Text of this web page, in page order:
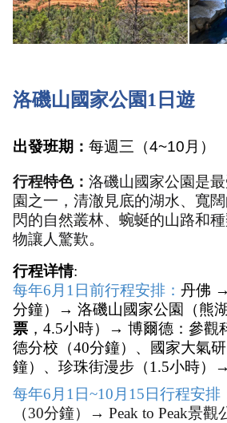
洛磯山國家公園1日遊
出發班期： 每週三（4~10月）
行程特色： 洛磯山國家公園是
園之一，清澈見底的湖水、寬
閃的自然叢林、蜿蜒的山路和
物讓人驚歎。
行程详情:
每年6月1日前行程安排： 丹佛
分鐘）→ 洛磯山國家公園（熊
票 ，4.5小時）→ 博爾德：參觀
德分校（40分鐘）、國家大氣
鐘）、珍珠街漫步（1.5小時）
每年6月1日~10月15日行程安排
（30分鐘）→ Peak to Peak景